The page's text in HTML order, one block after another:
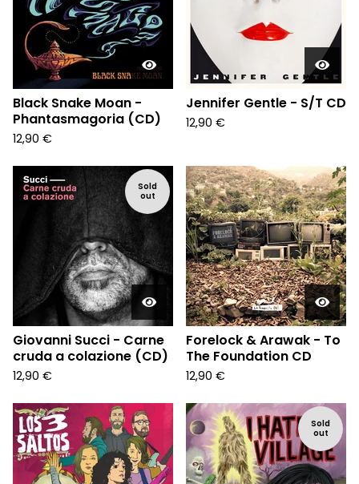
Black Snake Moan -
Phantasmagoria (CD)
12,90 €
Jennifer Gentle - S/T CD
12,90 €
Sold
out
Giovanni Succi - Carne
cruda a colazione (CD)
12,90 €
Forelock & Arawak - To
The Foundation CD
12,90 €
Sold
out